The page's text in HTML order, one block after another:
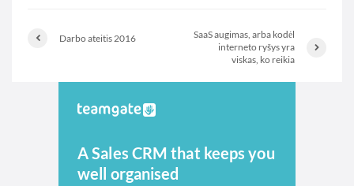
Darbo ateitis 2016
SaaS augimas, arba kodėl
interneto ryšys yra
viskas, ko reikia
A Sales CRM that keeps you
well organised